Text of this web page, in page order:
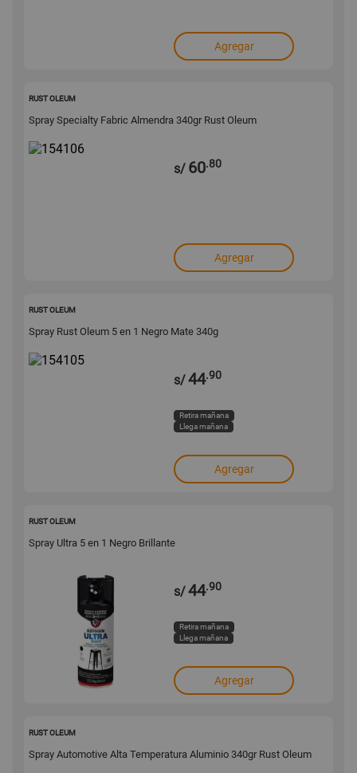
Agregar
RUST OLEUM
Spray Specialty Fabric Almendra 340gr Rust Oleum
s/ 60.80
Agregar
RUST OLEUM
Spray Rust Oleum 5 en 1 Negro Mate 340g
s/44.90
Retira mañana
Llega mañana
Agregar
RUST OLEUM
Spray Ultra 5 en 1 Negro Brillante
s/44.90
Retira mañana
Llega mañana
Agregar
RUST OLEUM
Spray Automotive Alta Temperatura Aluminio 340gr Rust Oleum